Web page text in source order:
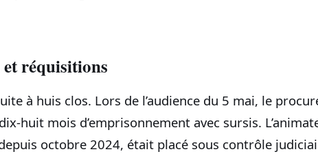
réquisitions
à huis clos. Lors de l’audience du 5 mai, le
mois d’emprisonnement avec sursis.
octobre 2024, était placé sous contrôle